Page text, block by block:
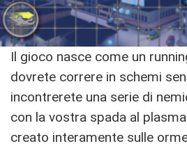
Il gioco nasce come un
dovrete correre in schemi
incontrerete una serie di
con la vostra spada al
creato interamente sulle